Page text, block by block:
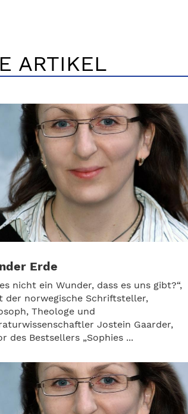
ARTIKEL
Erde
nicht ein Wunder, dass es uns gibt?“,
der norwegische Schriftsteller,
Theologe und
Jostein Gaarder,
des Bestsellers „Sophies ...